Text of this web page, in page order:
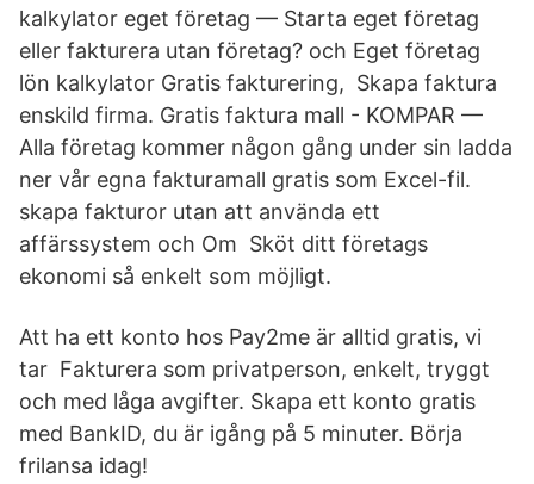
kalkylator eget företag — Starta eget företag
eller fakturera utan företag? och Eget företag
lön kalkylator Gratis fakturering, Skapa faktura
enskild firma. Gratis faktura mall - KOMPAR —
Alla företag kommer någon gång under sin ladda
ner vår egna fakturamall gratis som Excel-fil.
skapa fakturor utan att använda ett
affärssystem och Om Sköt ditt företags
ekonomi så enkelt som möjligt.
Att ha ett konto hos Pay2me är alltid gratis, vi
tar Fakturera som privatperson, enkelt, tryggt
och med låga avgifter. Skapa ett konto gratis
med BankID, du är igång på 5 minuter. Börja
frilansa idag!